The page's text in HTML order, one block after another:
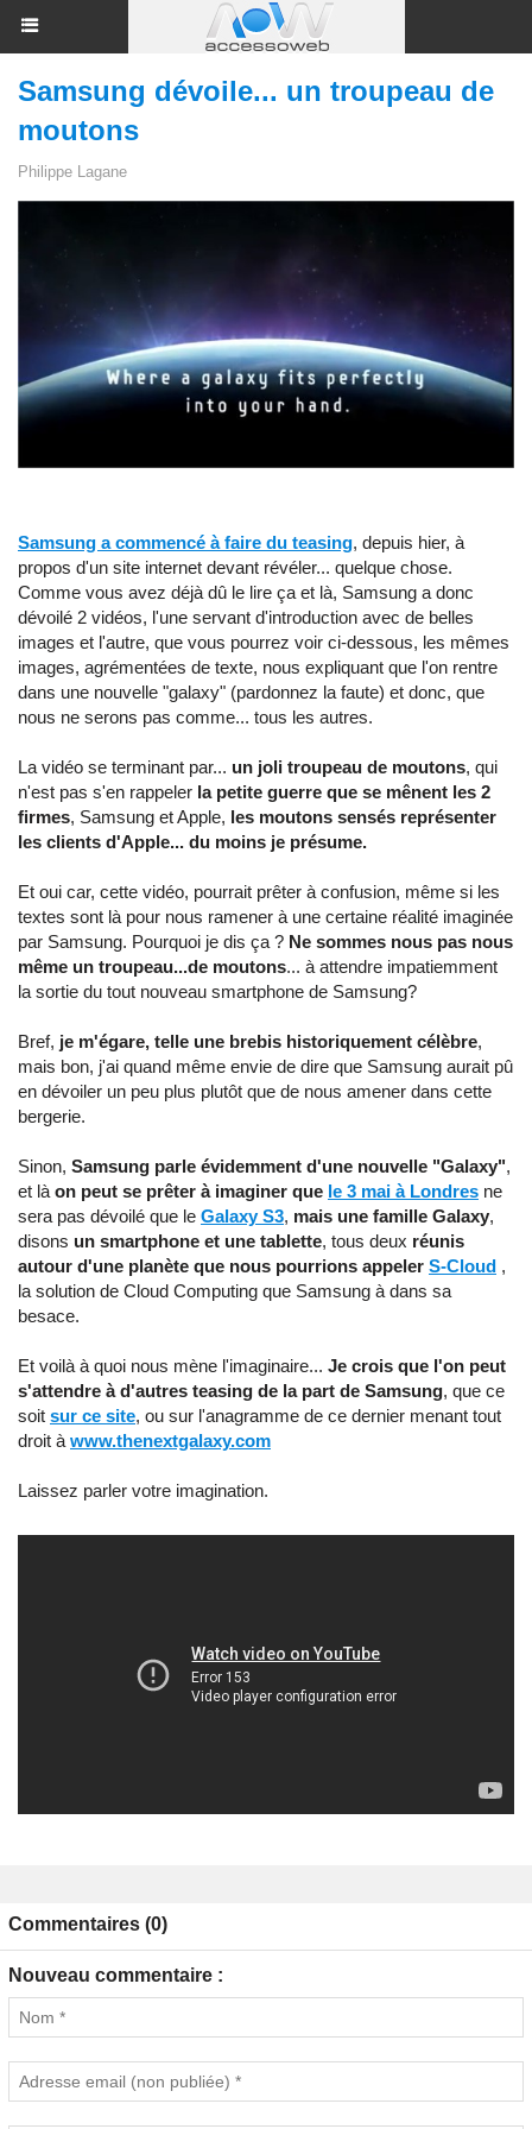
Samsung dévoile... un troupeau de
moutons
Philippe Lagane
Samsung a commencé à faire du teasing, depuis hier, à
propos d'un site internet devant révéler... quelque chose.
Comme vous avez déjà dû le lire ça et là, Samsung a donc
dévoilé 2 vidéos, l'une servant d'introduction avec de belles
images et l'autre, que vous pourrez voir ci-dessous, les mêmes
images, agrémentées de texte, nous expliquant que l'on rentre
dans une nouvelle "galaxy" (pardonnez la faute) et donc, que
nous ne serons pas comme... tous les autres.
La vidéo se terminant par... un joli troupeau de moutons, qui
n'est pas s'en rappeler la petite guerre que se mênent les 2
firmes, Samsung et Apple, les moutons sensés représenter
les clients d'Apple... du moins je présume.
Et oui car, cette vidéo, pourrait prêter à confusion, même si les
textes sont là pour nous ramener à une certaine réalité imaginée
par Samsung. Pourquoi je dis ça ? Ne sommes nous pas nous
même un troupeau...de moutons... à attendre impatiemment
la sortie du tout nouveau smartphone de Samsung?
Bref, je m'égare, telle une brebis historiquement célèbre,
mais bon, j'ai quand même envie de dire que Samsung aurait pû
en dévoiler un peu plus plutôt que de nous amener dans cette
bergerie.
Sinon, Samsung parle évidemment d'une nouvelle "Galaxy",
et làon peut se prêter à imaginer que le 3 mai à Londres ne
sera pas dévoilé que le Galaxy S3, mais une famille Galaxy,
disons un smartphone et une tablette, tous deux réunis
autour d'une planète que nous pourrions appeler S-Cloud ,
la solution de Cloud Computing que Samsung à dans sa
besace.
Et voilà à quoi nous mène l'imaginaire... Je crois que l'on peut
s'attendre à d'autres teasing de la part de Samsung, que ce
soit sur ce site, ou sur l'anagramme de ce dernier menant tout
droit àwww.thenextgalaxy.com
Laissez parler votre imagination.
Commentaires (0)
Nouveau commentaire :